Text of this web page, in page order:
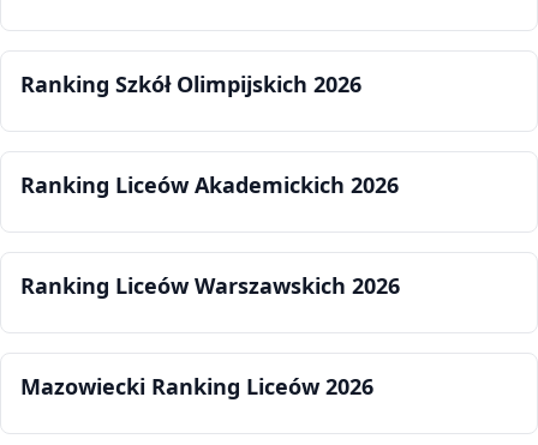
Ranking Szkół Olimpijskich 2026
Ranking Liceów Akademickich 2026
Ranking Liceów Warszawskich 2026
Mazowiecki Ranking Liceów 2026